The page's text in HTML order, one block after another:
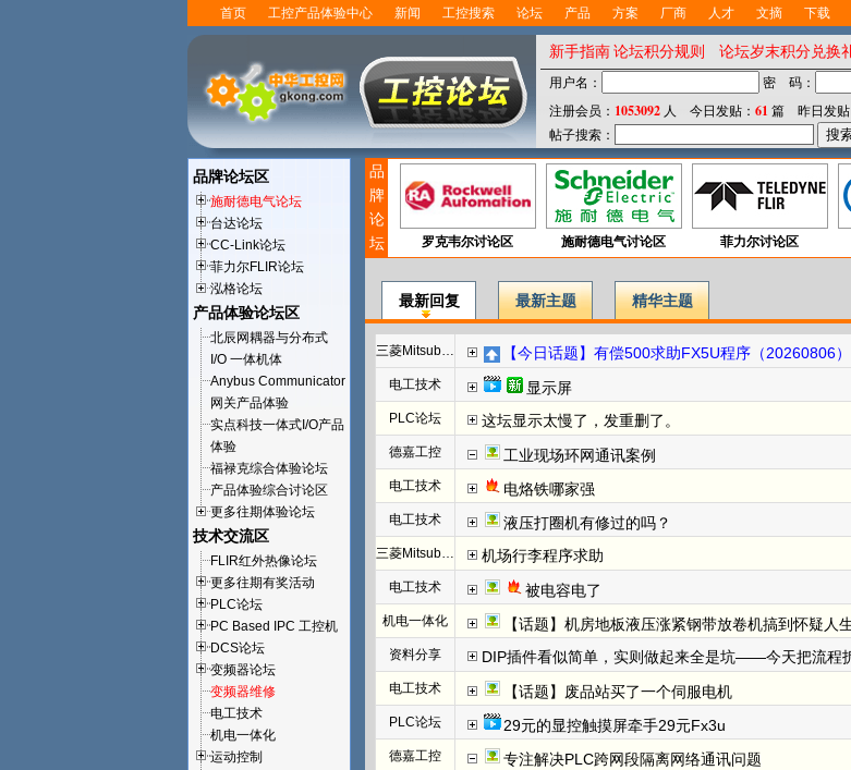
首页 工控产品体验中心 新闻 工控搜索 论坛 产品 方案 厂商 人才 文摘 下载
新手指南论坛积分规则 论坛岁末积分兑换
用户名： 密 码：
注册会员： 1053092 人 今日发贴： 61 篇 昨日发贴
帖子搜索：
品牌论坛区
施耐德电气论坛
台达论坛
CC-Link论坛
菲力尔FLIR论坛
泓格论坛
产品体验论坛区
北辰网耦器与分布式
I/O 一体机体
Anybus Communicator
网关产品体验
实点科技一体式I/O产品
体验
福禄克综合体验论坛
产品体验综合讨论区
更多往期体验论坛
技术交流区
FLIR红外热像论坛
更多往期有奖活动
PLC论坛
PC Based IPC 工控机
DCS论坛
变频器论坛
变频器维修
电工技术
机电一体化
运动控制
品
牌
论
坛
罗克韦尔讨论区 施耐德电气讨论区 菲力尔讨论区
最新回复 最新主题 精华主题
三菱Mitsubishi 【今日话题】有偿500求助FX5U程序（20260806）
电工技术 显示屏
PLC论坛 这坛显示太慢了，发重删了。
德嘉工控 工业现场环网通讯案例
电工技术 电烙铁哪家强
电工技术 液压打圈机有修过的吗？
三菱Mitsubishi 机场行李程序求助
电工技术 被电容电了
机电一体化 【话题】机房地板液压涨紧钢带放卷机搞到怀疑人
资料分享 DIP插件看似简单，实则做起来全是坑——今天把流程
电工技术 【话题】废品站买了一个伺服电机
PLC论坛 29元的显控触摸屏牵手29元Fx3u
德嘉工控 专注解决PLC跨网段隔离网络通讯问题